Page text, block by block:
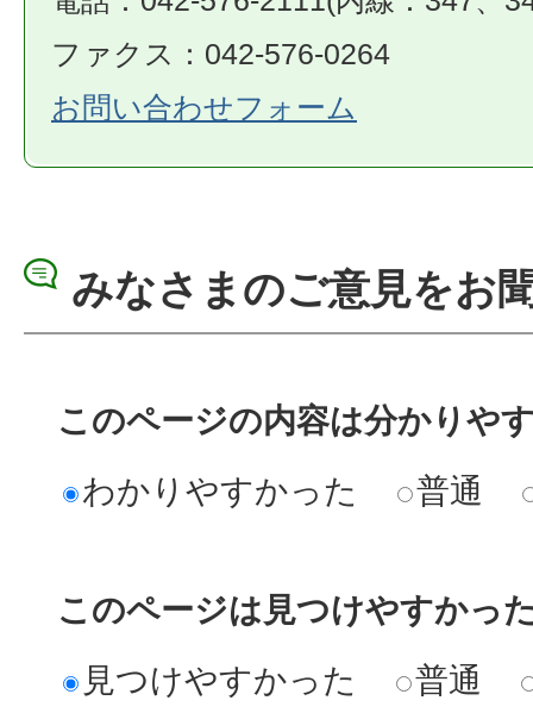
ファクス：042-576-0264
お問い合わせフォーム
みなさまのご意見をお
このページの内容は分かりや
わかりやすかった
普通
このページは見つけやすかっ
見つけやすかった
普通